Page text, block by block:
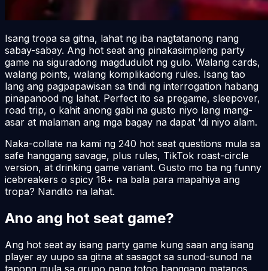
Isang tropa sa gitna, lahat ng iba nagtatanong nang
sabay-sabay. Ang hot seat ang pinakasimpleng party
game na siguradong magdudulot ng gulo. Walang cards,
walang points, walang komplikadong rules. Isang tao
lang ang pagpapawisan sa tindi ng interrogation habang
pinapanood ng lahat. Perfect ito sa pregame, sleepover,
road trip, o kahit anong gabi na gusto niyo lang mang-
asar at malaman ang mga bagay na dapat 'di niyo alam.
Naka-collate na kami ng 240 hot seat questions mula sa
safe hanggang savage, plus rules, TikTok roast-circle
version, at drinking game variant. Gusto mo ba ng funny
icebreakers o spicy 18+ na bala para mapahiya ang
tropa? Nandito na lahat.
Ano ang hot seat game?
Ang hot seat ay isang party game kung saan ang isang
player ay uupo sa gitna at sasagot sa sunod-sunod na
tanong mula sa grupo nang totoo hanggang matapos